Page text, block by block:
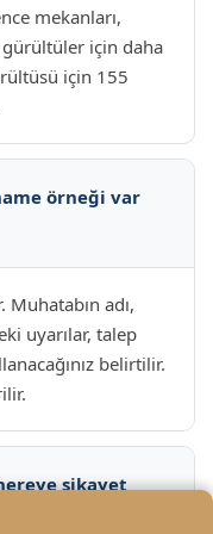
mekanları,
için daha
için 155
örneği var
Muhatabın adı,
uyarılar, talep
belirtilir.
şikayet